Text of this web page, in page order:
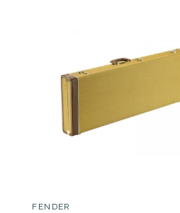
31,00 €
No hay características para
FENDER